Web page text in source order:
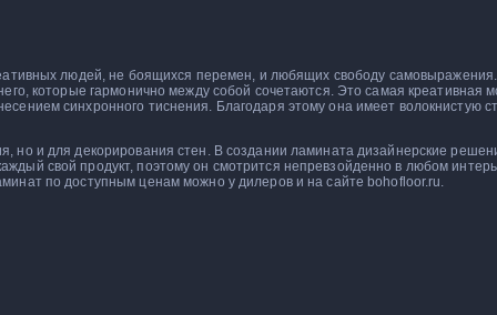
людей, не боящихся перемен, и любящих свободу
которые гармонично между собой сочетаются. Это самая
синхронного тиснения. Благодаря этому она имеет волокнистую
но и для декорирования стен. В создании ламината дизайнерские
свой продукт, поэтому он смотрится непревзойденно в любом
по доступным ценам можно у дилеров и на сайте bohofloor.ru.